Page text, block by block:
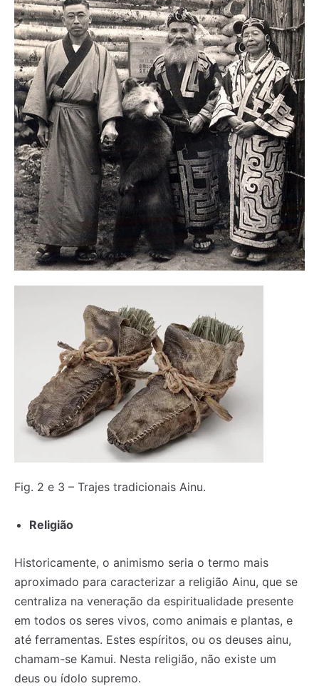
Fig. 2 e 3 – Trajes tradicionais Ainu.
Religião
Historicamente, o animismo seria o termo mais
aproximado para caracterizar a religião Ainu, que se
centraliza na veneração da espiritualidade presente
em todos os seres vivos, como animais e plantas, e
até ferramentas. Estes espíritos, ou os deuses ainu,
chamam-se Kamui. Nesta religião, não existe um
deus ou ídolo supremo.